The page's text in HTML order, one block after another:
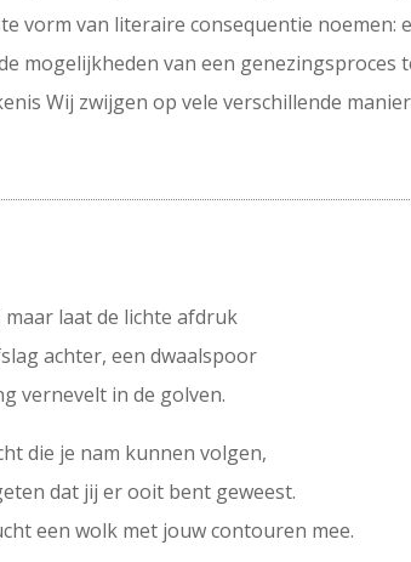
vorm van literaire consequentie
mogelijkheden van een
Wij zwijgen op vele verschillende
maar laat de lichte afdruk
achter, een dwaalspoor
vernevelt in de golven.
die je nam kunnen volgen,
dat jij er ooit bent geweest.
een wolk met jouw contouren mee.